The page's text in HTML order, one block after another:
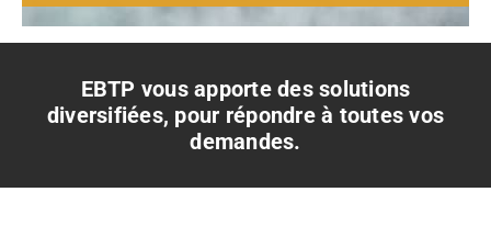
EBTP vous apporte des solutions
diversifiées, pour répondre à toutes vos
demandes.